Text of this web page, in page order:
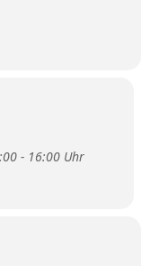
- 16:00 Uhr